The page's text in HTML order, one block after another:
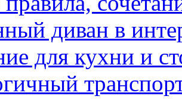
диван в
для кухни и